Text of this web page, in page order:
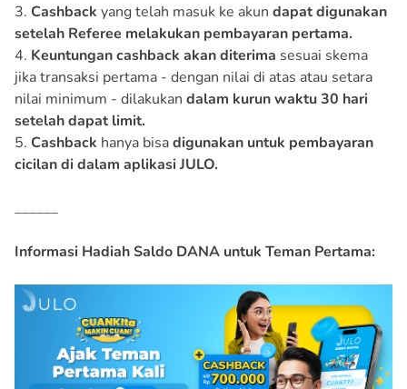
3. Cashback yang telah masuk ke akun dapat digunakan
setelah Referee melakukan pembayaran pertama.
4. Keuntungan cashback akan diterima sesuai skema
jika transaksi pertama - dengan nilai di atas atau setara
nilai minimum - dilakukan dalam kurun waktu 30 hari
setelah dapat limit.
5. Cashback hanya bisadigunakan untuk pembayaran
cicilan di dalam aplikasi JULO.
______
Informasi Hadiah Saldo DANA untuk Teman Pertama: